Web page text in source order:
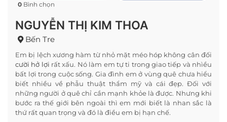
0 Bình chọn
NGUYỄN THỊ KIM THOA
Bến Tre
Em bị lệch xương hàm từ nhỏ mặt méo hóp không cân đối
cười hở lợi rất xấu. Nó làm em tự ti trong giao tiếp và nhìều
bất lợi trong cuộc sống. Gia đình em ở vùng quê chưa hiểu
biết nhiều về phẫu thuật thẩm mỹ và cái đẹp. Đối với
những người ở quê chỉ cần mạnh khỏe là được. Nhưng khi
bước ra thế giới bên ngoài thì em mới biết là nhan sắc là
thứ rất quan trọng và đó là điều em bị hạn chế.